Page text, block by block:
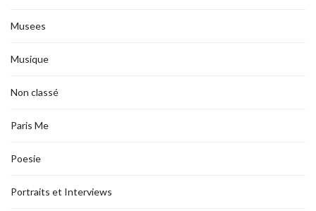
Musees
Musique
Non classé
Paris Me
Poesie
Portraits et Interviews